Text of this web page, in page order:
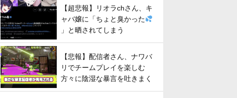
【超悲報】リオラchさん、キ
ャバ嬢に「ちょと臭かった
」と晒されてしまう
【悲報】配信者さん、ナワバ
リでチームプレイを楽しむ
方々に陰湿な暴言を吐きまく
ってしまう